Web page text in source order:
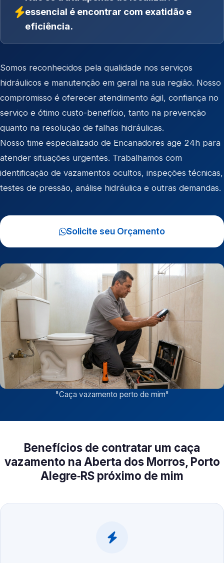
essencial é encontrar com exatidão e
eficiência.
Somos reconhecidos pela qualidade nos serviços
hidráulicos e manutenção em geral na sua região. Nosso
compromisso é oferecer atendimento ágil, confiança no
serviço e ótimo custo-benefício, tanto na prevenção
quanto na resolução de falhas hidráulicas.
Nosso time especializado de Encanadores age 24h para
atender situações urgentes. Trabalhamos com
identificação de vazamentos ocultos, inspeções técnicas,
testes de pressão, análise hidráulica e outras demandas.
Solicite seu Orçamento
"Caça vazamento perto de mim"
Benefícios de contratar um caça
vazamento na Aberta dos Morros, Porto
Alegre‑RS próximo de mim